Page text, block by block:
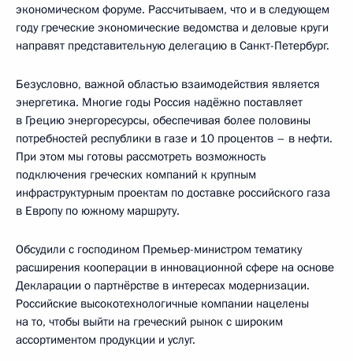
экономическом форуме. Рассчитываем, что и в следующем
году греческие экономические ведомства и деловые круги
направят представительную делегацию в Санкт-Петербург.
Безусловно, важной областью взаимодействия является
энергетика. Многие годы Россия надёжно поставляет
в Грецию энергоресурсы, обеспечивая более половины
потребностей республики в газе и 10 процентов – в нефти.
При этом мы готовы рассмотреть возможность
подключения греческих компаний к крупным
инфраструктурным проектам по доставке российского газа
в Европу по южному маршруту.
Обсудили с господином Премьер-министром тематику
расширения кооперации в инновационной сфере на основе
Декларации о партнёрстве в интересах модернизации.
Российские высокотехнологичные компании нацелены
на то, чтобы выйти на греческий рынок с широким
ассортиментом продукции и услуг.